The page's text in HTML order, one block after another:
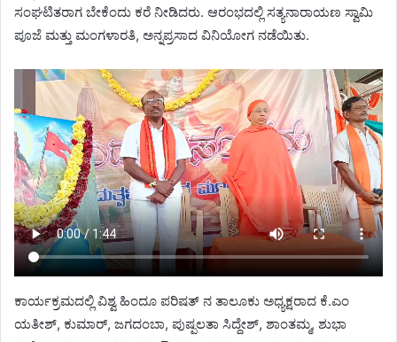
ಸಂಘಟಿತರಾಗ ಬೇಕೆಂದು ಕರೆ ನೀಡಿದರು. ಆರಂಭದಲ್ಲಿ ಸತ್ಯನಾರಾಯಣ ಸ್ವಾಮಿ
ಪೂಜೆ ಮತ್ತು ಮಂಗಳಾರತಿ, ಅನ್ನಪ್ರಸಾದ ವಿನಿಯೋಗ ನಡೆಯಿತು.
ಕಾರ್ಯಕ್ರಮದಲ್ಲಿ ವಿಶ್ವ ಹಿಂದೂ ಪರಿಷತ್ ನ ತಾಲೂಕು ಅಧ್ಯಕ್ಷರಾದ ಕೆ.ಎಂ
ಯತೀಶ್, ಕುಮಾರ್, ಜಗದಂಬಾ, ಪುಷ್ಪಲತಾ ಸಿದ್ದೇಶ್, ಶಾಂತಮ್ಮ, ಶುಭಾ